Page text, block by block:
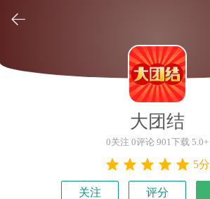

大团结
0关注 0评论 901下载 5.0+
5分
关注 评分